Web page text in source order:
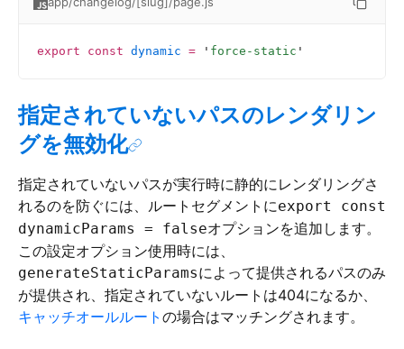
export const dynamic = ' force-static '
指定されていないパスのレンダリン
グを無効化
指定されていないパスが実行時に静的にレンダリングさ
れるのを防ぐには、ルートセグメントにexport const
dynamicParams = falseオプションを追加します。
この設定オプション使用時には、
generateStaticParamsによって提供されるパスのみ
が提供され、指定されていないルートは404になるか、
キャッチオールルート の場合はマッチングされます。